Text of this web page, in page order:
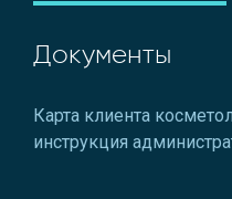
Документы
Карта клиента
инструкция